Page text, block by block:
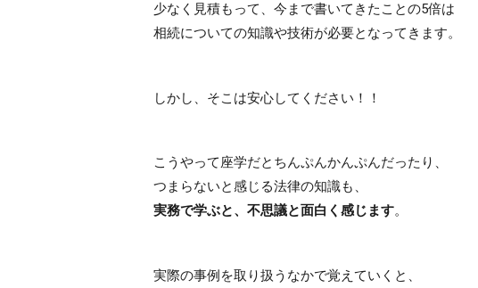
少なく見積もって、今まで書いてきたことの5倍は
相続についての知識や技術が必要となってきます。
しかし、そこは安心してください！！
こうやって座学だとちんぷんかんぷんだったり、
つまらないと感じる法律の知識も、
実務で学ぶと、不思議と面白く感じます。
実際の事例を取り扱うなかで覚えていくと、